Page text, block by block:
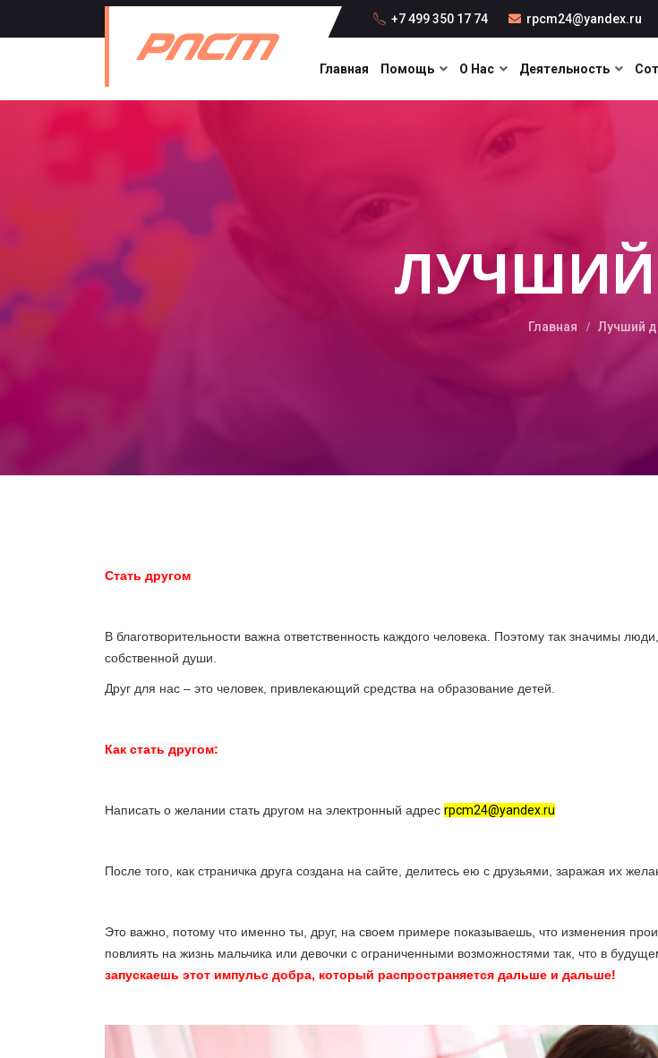
+7 499 350 17 74 rpcm24@yandex.ru
Главная Помощь О Нас Деятельность
ЛУЧШИЙ
Главная Лучший
Стать другом
В благотворительности важна ответственность каждого человека. Поэтому так значимы
собственной души.
Друг для нас – это человек, привлекающий средства на образование детей.
Как стать другом:
Написать о желании стать другом на электронный адрес rpcm24@yandex.ru
После того, как страничка друга создана на сайте, делитесь ею с друзьями, заражая их
Это важно, потому что именно ты, друг, на своем примере показываешь, что изменения
повлиять на жизнь мальчика или девочки с ограниченными возможностями так, что в
запускаешь этот импульс добра, который распространяется дальше и дальше!